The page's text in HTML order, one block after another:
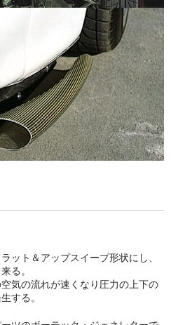
ット＆アップスイープ形状にし、
る。
気の流れが速くなり圧力の上下の
する。